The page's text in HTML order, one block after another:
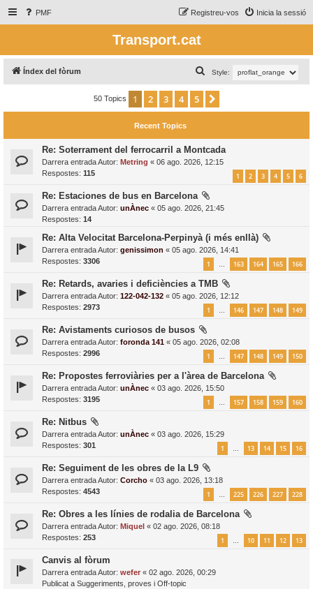
PMF Inicia la sessió
Registreu-vos
Transport.cat
Índex del fòrum Style:
e
a
50 Topics 1 2 3 4 5
Recent Topics
Re: Soterrament del ferrocarril a Montcada
Darrera entrada Autor: Metring « 06 ago. 2026, 12:15
Respostes: 115 1 2 3 4 5 6
Re: Estaciones de bus en Barcelona
Darrera entrada Autor: unÀnec « 05 ago. 2026, 21:45
Respostes: 14
Re: Alta Velocitat Barcelona-Perpinyà (i més enllà)
Darrera entrada Autor: genissimon « 05 ago. 2026, 14:41
Respostes: 3306 1 … 163 164 165 166
Re: Retards, avaries i deficiències a TMB
Darrera entrada Autor: 122-042-132 « 05 ago. 2026, 12:12
Respostes: 2973 1 … 146 147 148 149
Re: Avistaments curiosos de busos
Darrera entrada Autor: foronda 141 « 05 ago. 2026, 02:08
Respostes: 2996 1 … 147 148 149 150
Re: Propostes ferroviàries per a l'àrea de Barcelona
Darrera entrada Autor: unÀnec « 03 ago. 2026, 15:50
Respostes: 3195 1 … 157 158 159 160
Re: Nitbus
Darrera entrada Autor: unÀnec « 03 ago. 2026, 15:29
Respostes: 301 1 … 13 14 15 16
Re: Seguiment de les obres de la L9
Darrera entrada Autor: Corcho « 03 ago. 2026, 13:18
Respostes: 4543 1 … 225 226 227 228
Re: Obres a les línies de rodalia de Barcelona
Darrera entrada Autor: Miquel « 02 ago. 2026, 08:18
Respostes: 253 1 … 10 11 12 13
Canvis al fòrum
Darrera entrada Autor: wefer « 02 ago. 2026, 00:29
Publicat a Suggeriments, proves i Off-topic